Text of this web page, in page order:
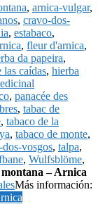
, arnica-vulgar,
, cravo-dos-
, estabaco,
, fleur d'arnica,
da papeira,
las caídas, hierba
, panacée des
, tabac de
, tabaco de la
, tabaco de monte,
dos-vosgos, talpa,
, Wulfsblöme,
– Arnica
Más información: